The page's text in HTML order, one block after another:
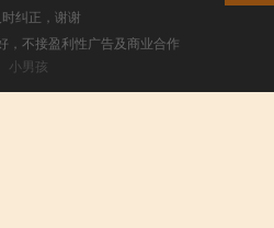
纠正，谢谢
，不接盈利性广告及商业合作
小男孩